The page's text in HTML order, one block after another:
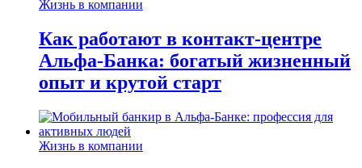
Жизнь в компании
Как работают в контакт-центре
Альфа-Банка: богатый жизненный
опыт и крутой старт
Жизнь в компании